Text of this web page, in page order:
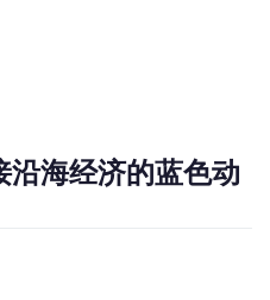
沿海经济的蓝色动
内海运（内贸海运）是连接沿
公路/铁路），国内海运在大批